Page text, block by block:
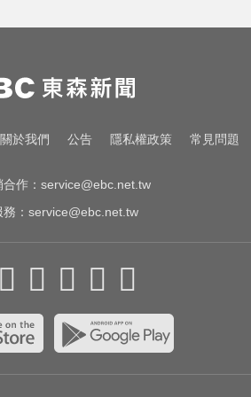
享壽71歲
紀人「車內侵犯」 錄音
神壇！國巨收540元 分
關於我們 公告 隱私權政策 常見問題
作： service@ebc.net.tw
： service@ebc.net.tw